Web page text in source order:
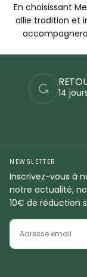
En choisissant
allie tradition et
NEWSLETTER
Inscrivez-vous à
notre actualité,
10€ de réduction
EMAIL